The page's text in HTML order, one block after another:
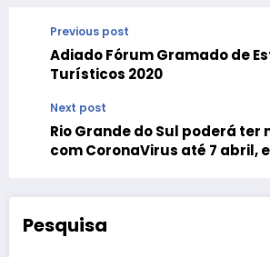
Previous post
Adiado Fórum Gramado de
Turísticos 2020
Next post
Rio Grande do Sul poderá ter
com CoronaVirus até 7 abril,
Pesquisa